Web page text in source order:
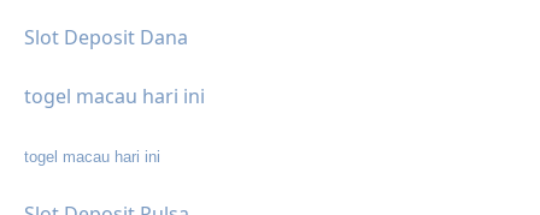
Slot Deposit Dana
togel macau hari ini
togel macau hari ini